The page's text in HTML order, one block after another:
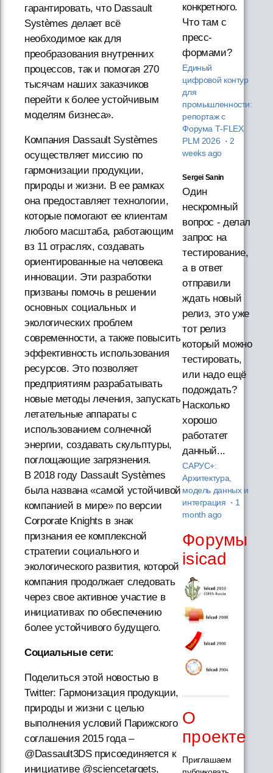
гарантировать, что Dassault
Systèmes делает всё
необходимое как для
преобразования внутренних
процессов, так и помогая 270
тысячам наших заказчиков
перейти к более устойчивым
моделям бизнеса».
Компания Dassault Systèmes
осуществляет миссию по
гармонизации продукции,
природы и жизни. В ее рамках
она предоставляет технологии,
которые помогают ее клиентам
любого масштаба, работающим
вз 11 отраслях, создавать
ориентированные на человека
инновации. Эти разработки
призваны помочь в решении
основных социальных и
экологических проблем
современности, а также повысить
эффективность использования
ресурсов. Это позволяет
предприятиям разрабатывать
новые методы лечения, запускать
летательные аппараты с
использованием солнечной
энергии, создавать скульптуры,
поглощающие загрязнения.
В 2018 году Dassault Systèmes
была названа «самой устойчивой
компанией в мире» по версии
Corporate Knights в знак
признания ее комплексной
стратегии социального и
экологического развития, которой
компания продолжает следовать
через свое активное участие в
инициативах по обеспечению
более устойчивого будущего.
Социальные сети:
Поделиться этой новостью в
Twitter: Гармонизация продукции,
природы и жизни с целью
выполнения условий Парижского
соглашения 2015 года –
@Dassault3DS присоединяется к
инициативе @sciencetargets,
конкретного.
Что там с
пресс-
формами?
Единый
цифровой контур
для
промышленности:
репортаж с
Форума T‑FLEX
PLM 2026 · 2
weeks ago
Sergei Sanin
Один
нескромный
вопрос - делал
запрос на
тестирование,
а в ответ
отправили
ждать новый
релиз, это уже
тот релиз
который можно
тестировать,
или надо ещё
подождать?
Насколько
хорошо
работатет
данный...
САРУС+:
Архитектура,
модель данных и
интеграция · 1
month ago
Форумы
isicad
О
проекте
Приглашаем